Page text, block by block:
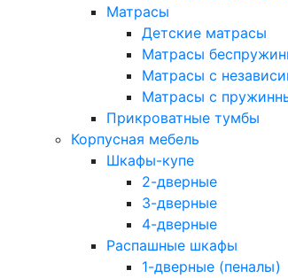
Матрасы
Детские матрасы
Матрасы
Матрасы с
Матрасы с
Прикроватные тумбы
Корпусная мебель
Шкафы-купе
2-дверные
3-дверные
4-дверные
Распашные шкафы
1-дверные (пеналы)